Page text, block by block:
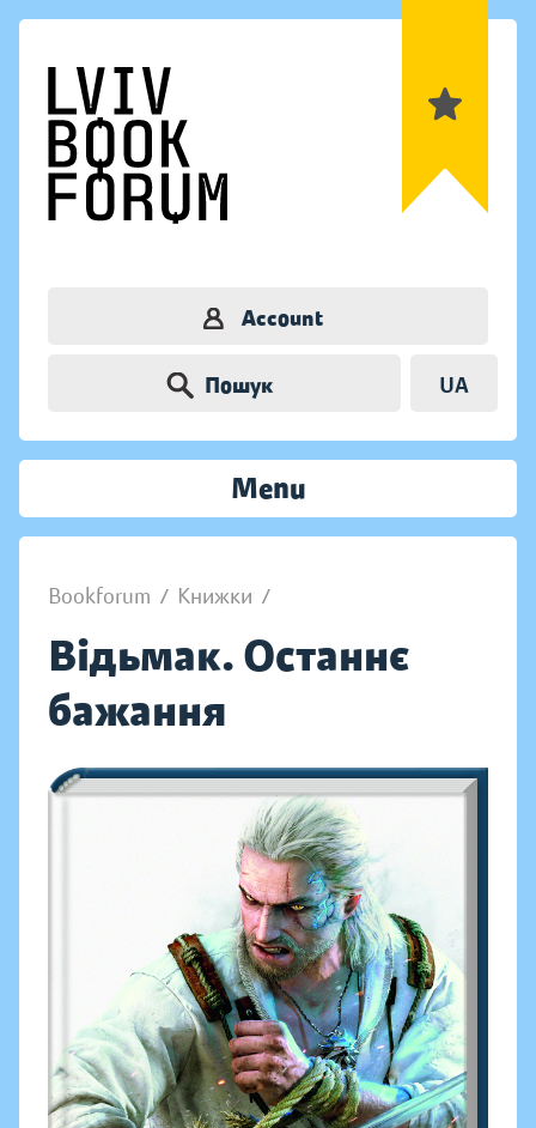
Account
Пошук UA
Menu
Bookforum / Книжки /
Відьмак. Останнє
бажання